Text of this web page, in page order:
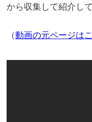
から収集して紹介し
（動画の元ページは